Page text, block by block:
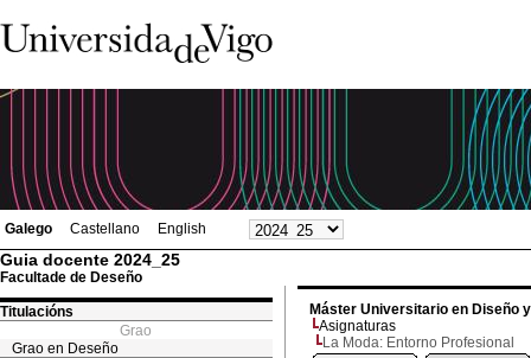
Galego Castellano English
Guia docente 2024_25
Facultade de Deseño
Titulacións
Grao
Grao en Deseño
Máster Universitario en Diseño
Asignaturas
La Moda: Entorno Profesional